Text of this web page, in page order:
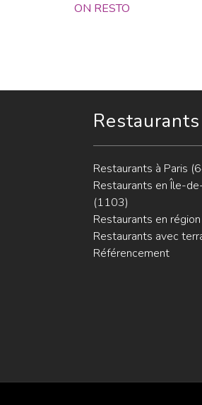
ON RESTO
Restaurants
Restaurants à Paris
Restaurants en Île-
(1103)
Restaurants en
Restaurants avec
Référencement